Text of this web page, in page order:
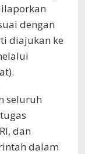
dengan
diajukan ke
seluruh
dan
dalam